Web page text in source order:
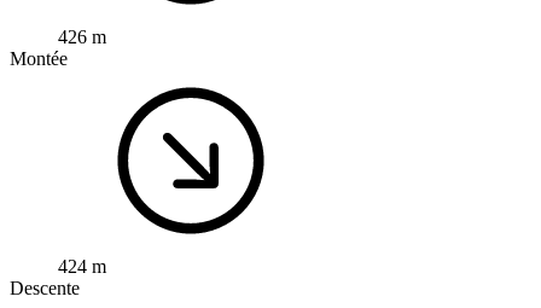
426 m
Montée
424 m
Descente